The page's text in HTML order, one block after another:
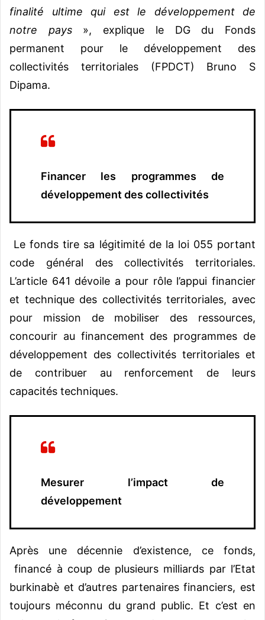
finalité ultime qui est le développement de
notre pays», explique le DG du Fonds
permanent pour le développement des
collectivités territoriales (FPDCT) Bruno S
Dipama.
Financer les programmes de
développement des collectivités
Le fonds tire sa légitimité de la loi 055 portant
code général des collectivités territoriales.
L’article 641 dévoile a pour rôle l’appui financier
et technique des collectivités territoriales, avec
pour mission de mobiliser des ressources,
concourir au financement des programmes de
développement des collectivités territoriales et
de contribuer au renforcement de leurs
capacités techniques.
Mesurer l’impact de
développement
Après une décennie d’existence, ce fonds,
financé à coup de plusieurs milliards par l’Etat
burkinabè et d’autres partenaires financiers, est
toujours méconnu du grand public. Et c’est en